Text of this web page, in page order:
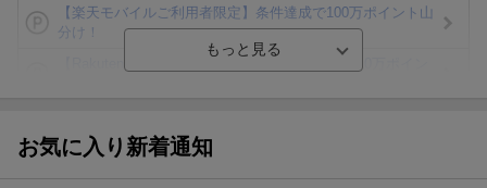
【楽天モバイルご利用者限定】条件達成で100万ポイント山
分け！
が当たる！
お気に入り新着通知